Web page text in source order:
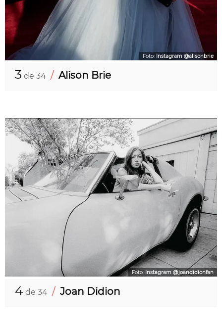
Foto: Instagram @alisonbrie
3 de 34 / Alison Brie
Foto: Instagram @joandidionfan
4 de 34 / Joan Didion